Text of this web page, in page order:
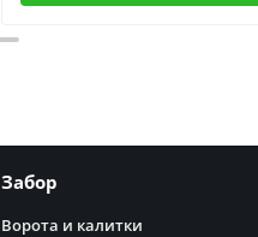
Забор
Ворота и калитки